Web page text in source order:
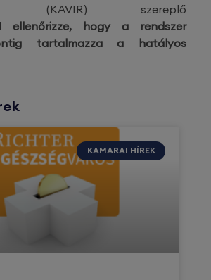
(KAVIR) szereplő
ellenőrizze, hogy a rendszer
tartalmazza a hatályos
KAMARAI HÍREK